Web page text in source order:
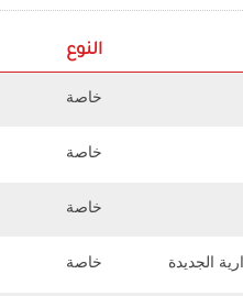
النوع
خاصة
خاصة
خاصة
الجديدة خاصة